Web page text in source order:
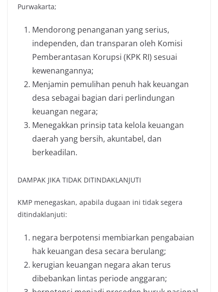
Purwakarta;
Mendorong penanganan yang serius,
independen, dan transparan oleh Komisi
Pemberantasan Korupsi (KPK RI) sesuai
kewenangannya;
Menjamin pemulihan penuh hak keuangan
desa sebagai bagian dari perlindungan
keuangan negara;
Menegakkan prinsip tata kelola keuangan
daerah yang bersih, akuntabel, dan
berkeadilan.
DAMPAK JIKA TIDAK DITINDAKLANJUTI
KMP menegaskan, apabila dugaan ini tidak segera
ditindaklanjuti:
negara berpotensi membiarkan pengabaian
hak keuangan desa secara berulang;
kerugian keuangan negara akan terus
dibebankan lintas periode anggaran;